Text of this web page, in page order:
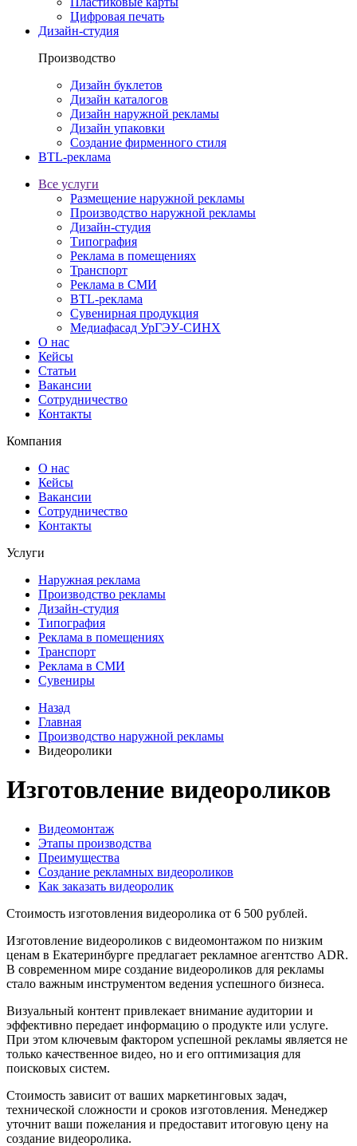
Цифровая печать
Дизайн-студия
Производство
Дизайн буклетов
Дизайн каталогов
Дизайн наружной рекламы
Дизайн упаковки
Создание фирменного стиля
BTL-реклама
Все услуги
Размещение наружной рекламы
Производство наружной рекламы
Дизайн-студия
Типография
Реклама в помещениях
Транспорт
Реклама в СМИ
BTL-реклама
Сувенирная продукция
Медиафасад УрГЭУ-СИНХ
О нас
Кейсы
Статьи
Вакансии
Сотрудничество
Контакты
Компания
О нас
Кейсы
Вакансии
Сотрудничество
Контакты
Услуги
Наружная реклама
Производство рекламы
Дизайн-студия
Типография
Реклама в помещениях
Транспорт
Реклама в СМИ
Сувениры
Назад
Главная
Производство наружной рекламы
Видеоролики
Изготовление видеороликов
Видеомонтаж
Этапы производства
Преимущества
Создание рекламных видеороликов
Как заказать видеоролик
Стоимость изготовления видеоролика от 6 500 рублей.
Изготовление видеороликов с видеомонтажом по низким
ценам в Екатеринбурге предлагает рекламное агентство ADR.
В современном мире создание видеороликов для рекламы
стало важным инструментом ведения успешного бизнеса.
Визуальный контент привлекает внимание аудитории и
эффективно передает информацию о продукте или услуге.
При этом ключевым фактором успешной рекламы является не
только качественное видео, но и его оптимизация для
поисковых систем.
Стоимость зависит от ваших маркетинговых задач,
технической сложности и сроков изготовления. Менеджер
уточнит ваши пожелания и предоставит итоговую цену на
создание видеоролика.